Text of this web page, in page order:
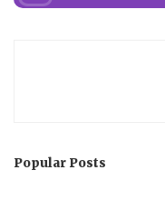
Popular Posts